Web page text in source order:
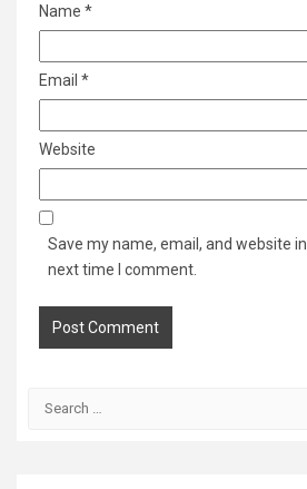
Name *
Email *
Website
Save my name, email, and website
next time I comment.